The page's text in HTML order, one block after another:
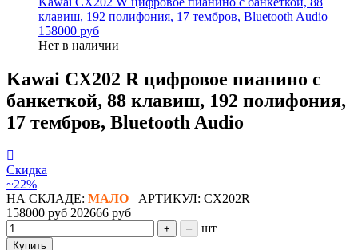
клавиш, 192 полифония, 17 тембров, Bluetooth Audio
158000 руб
Нет в наличии
Kawai CX202 R цифровое пианино с
банкеткой, 88 клавиш, 192 полифония,
17 тембров, Bluetooth Audio
Скидка
~22%
НА СКЛАДЕ: МАЛО АРТИКУЛ: CX202R
158000 руб 202666 руб
+ – шт
Купить